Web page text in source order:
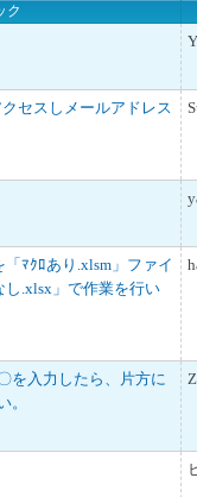
ク
セスしメールアドレス
「ﾏｸﾛあり.xlsm」ファイ
し.xlsx」で作業を行い
を入力したら、片方に
。